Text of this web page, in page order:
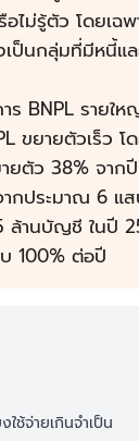
อไม่รู้ตัว โดยเฉ
เป็นกลุ่มที่มีหนี้แ
ร BNPL รายใ
ขยายตัวเร็ว โ
ายตัว 38% จา
กประมาณ 6 แ
ล้านบัญชี ในปี
100% ต่อปี
ช้จ่ายเกินจำเป็น